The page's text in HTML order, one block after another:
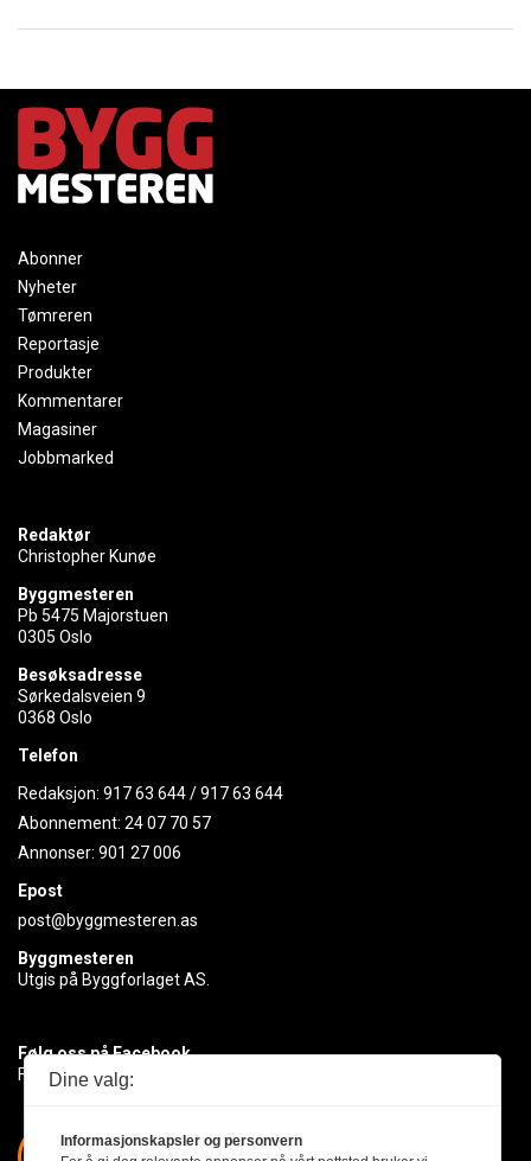
Abonner
Nyheter
Tømreren
Reportasje
Produkter
Kommentarer
Magasiner
Jobbmarked
Redaktør
Christopher Kunøe
Byggmesteren
Pb 5475 Majorstuen
0305 Oslo
Besøksadresse
Sørkedalsveien 9
0368 Oslo
Telefon
Redaksjon: 917 63 644/917 63 644
Abonnement: 24 07 70 57
Annonser: 901 27 006
Epost
post@byggmesteren.as
Byggmesteren
Utgis på Byggforlaget AS.
Følg oss på Facebook
Få med deg det siste innen byggebransjen
Dine valg:
Informasjonskapsler og personvern